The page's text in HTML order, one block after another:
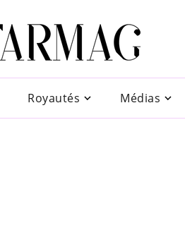
Royautés Médias